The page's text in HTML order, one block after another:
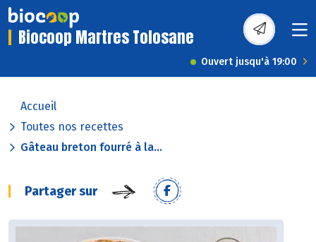
Biocoop Martres Tolosane
Ouvert jusqu'à 19:00
Accueil
Toutes nos recettes
Gâteau breton fourré à la...
Partager sur